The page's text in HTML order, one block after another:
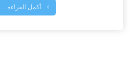
أكمل القراءة ...